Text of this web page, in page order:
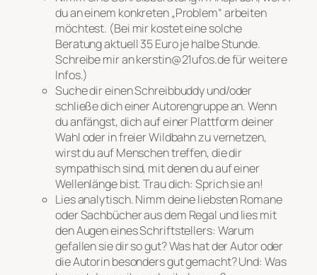
du an einem konkreten „Problem“ arbeiten
möchtest. (Bei mir kostet eine solche
Beratung aktuell 35 Euro je halbe Stunde.
Schreibe mir an kerstin@21ufos.de für weitere
Infos.)
Suche dir einen Schreibbuddy und/oder
schließe dich einer Autorengruppe an. Wenn
du anfängst, dich auf einer Plattform deiner
Wahl oder in freier Wildbahn zu vernetzen,
wirst du auf Menschen treffen, die dir
sympathisch sind, mit denen du auf einer
Wellenlänge bist. Trau dich: Sprich sie an!
Lies analytisch. Nimm deine liebsten Romane
oder Sachbücher aus dem Regal und lies mit
den Augen eines Schriftstellers: Warum
gefallen sie dir so gut? Was hat der Autor oder
die Autorin besonders gut gemacht? Und: Was